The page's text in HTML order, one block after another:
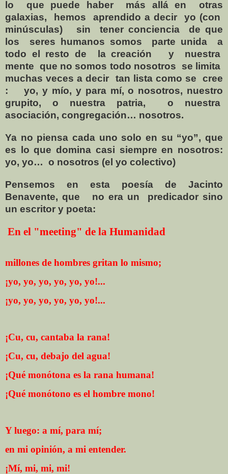
lo que puede haber más allá en
otras
galaxias,
hemos aprendido a decir
yo (con
minúsculas)
sin tener conciencia
de que
los
seres humanos somos parte unida
a
todo el resto de
la creación y
nuestra
mente que no somos todo nosotros
se limita
muchas veces a decir
tan lista como se
cree
:
yo, y mío, y para mí, o nosotros, nuestro
grupito, o nuestra patria,
o nuestra
asociación, congregación… nosotros.
Ya no piensa cada uno solo en su “yo”, que
es lo que domina casi siempre en nosotros:
yo, yo… o nosotros (el yo colectivo)
Pensemos en esta poesía de Jacinto
Benavente, que
no era un
predicador sino
un escritor y poeta:
En el "meeting" de la Humanidad
millones de hombres gritan lo mismo;
¡yo, yo, yo, yo, yo, yo!...
¡yo, yo, yo, yo, yo, yo!...
¡Cu, cu, cantaba la rana!
¡Cu, cu, debajo del agua!
¡Qué monótona es la rana humana!
¡Qué monótono es el hombre mono!
Y luego: a mí, para mí;
en mi opinión, a mi entender.
¡Mí, mi, mi, mi!